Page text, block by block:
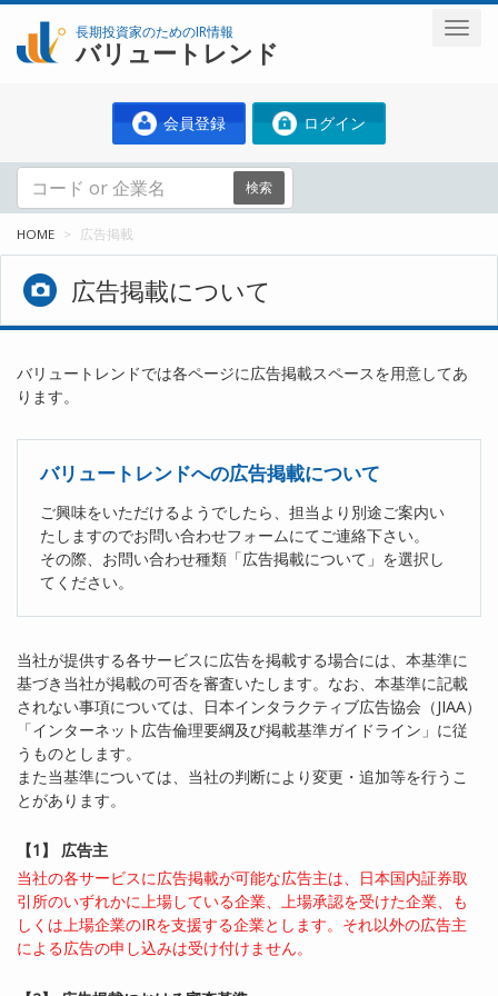
長期投資家のためのIR情報
バリュートレンド
会員登録 ログイン
検索
HOME 広告掲載
広告掲載について
バリュートレンドでは各ページに広告掲載スペースを用意してあ
ります。
バリュートレンドへの広告掲載について
ご興味をいただけるようでしたら、担当より別途ご案内い
たしますのでお問い合わせフォームにてご連絡下さい。
その際、お問い合わせ種類「広告掲載について」を選択し
てください。
当社が提供する各サービスに広告を掲載する場合には、本基準に
基づき当社が掲載の可否を審査いたします。なお、本基準に記載
されない事項については、日本インタラクティブ広告協会（JIAA）
「インターネット広告倫理要綱及び掲載基準ガイドライン」に従
うものとします。
また当基準については、当社の判断により変更・追加等を行うこ
とがあります。
【1】 広告主
当社の各サービスに広告掲載が可能な広告主は、日本国内証券取
引所のいずれかに上場している企業、上場承認を受けた企業、も
しくは上場企業のIRを支援する企業とします。それ以外の広告主
による広告の申し込みは受け付けません。